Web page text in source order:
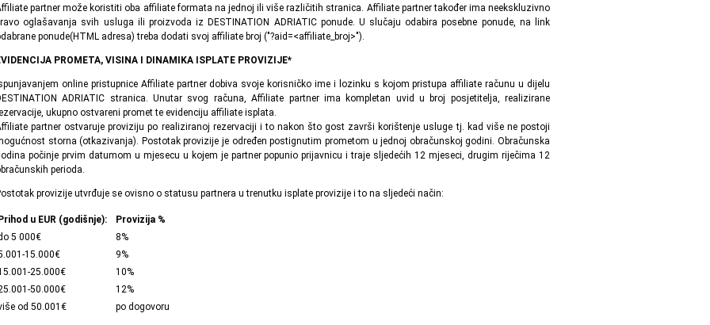
partner može koristiti oba affiliate formata na jednoj ili više različitih stranica. Affiliate partner također ima neekskluzivno
oglašavanja svih usluga ili proizvoda iz DESTINATION ADRIATIC ponude. U slučaju odabira posebne ponude, na link
ponude(HTML adresa) treba dodati svoj affiliate broj ("?aid=<affiliate_broj>").
PROMETA, VISINA I DINAMIKA ISPLATE PROVIZIJE*
online pristupnice Affiliate partner dobiva svoje korisničko ime i lozinku s kojom pristupa affiliate računu u dijelu
ADRIATIC stranica. Unutar svog računa, Affiliate partner ima kompletan uvid u broj posjetitelja, realizirane
ukupno ostvareni promet te evidenciju affiliate isplata.
partner ostvaruje proviziju po realiziranoj rezervaciji i to nakon što gost završi korištenje usluge tj. kad više ne postoji
storna (otkazivanja). Postotak provizije je određen postignutim prometom u jednoj obračunskoj godini. Obračunska
počinje prvim datumom u mjesecu u kojem je partner popunio prijavnicu i traje sljedećih 12 mjeseci, drugim riječima 12
perioda.
provizije utvrđuje se ovisno o statusu partnera u trenutku isplate provizije i to na sljedeći način:
Prihod u EUR (godišnje):
Provizija %
5 000€
8%
15.000€
9%
25.000€
10%
50.000€
12%
od 50.001€
po dogovoru